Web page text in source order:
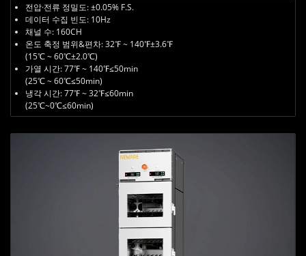
전압·전류 정밀도: ±0.05% F.S.
데이터 수집 빈도: 10Hz
채널 수: 160CH
온도 축정 범위&편차: 32℉ ~ 140℉±3.6℉
(15℃ ~ 60℃±2.0℃)
가열 시간: 77℉ ~ 140℉≤50min
(25℃ ~ 60℃≤50min)
냉각 시간: 77℉ ~ 32℉≤60min
(25℃~0℃≤60min)